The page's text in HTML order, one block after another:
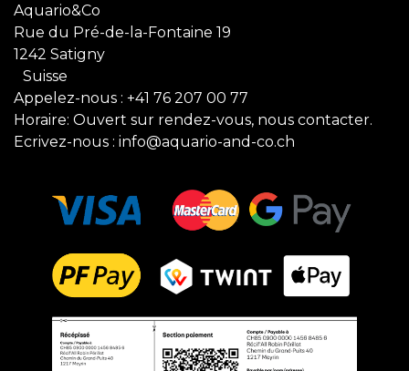
Aquario&Co
Rue du Pré-de-la-Fontaine 19
1242 Satigny
Suisse
Appelez-nous : +41 76 207 00 77
Horaire: Ouvert sur rendez-vous, nous contacter.
Ecrivez-nous : info@aquario-and-co.ch